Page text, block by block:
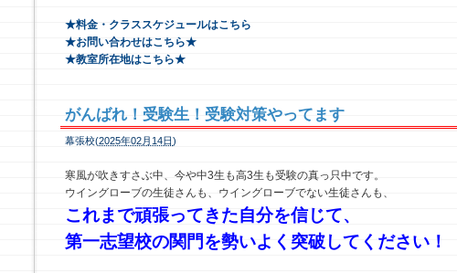
★料金・クラススケジュールはこちら
★お問い合わせはこちら★
★教室所在地はこちら★
がんばれ！受験生！受験対策やってます
幕張校(2025年02月14日)
寒風が吹きすさぶ中、今や中3生も高3生も受験の真っ只中です。
ウイングローブの生徒さんも、ウイングローブでない生徒さんも、
これまで頑張ってきた自分を信じて、
第一志望校の関門を勢いよく突破してください！